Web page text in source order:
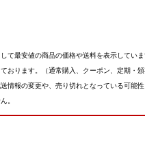
て最安値の商品の価格や送料を表示していま
ります。（通常購入、クーポン、定期・
報の変更や、売り切れとなっている可能性
。